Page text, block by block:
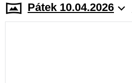
Pátek 10.04.2026